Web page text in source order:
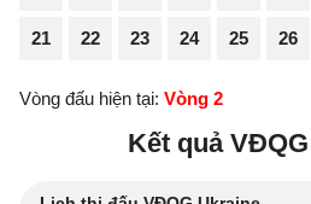
21 22 23 24 25 26
Vòng đấu hiện tại: Vòng 2
Kết quả